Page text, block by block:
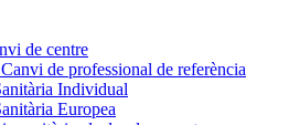
de centre
de professional de referència
Individual
Europea